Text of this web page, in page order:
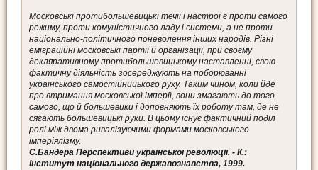
Московські протибольшевицькі течії і настрої є проти самого
режиму, проти комуністичного ладу і системи, а не проти
національно-політичного поневолення інших народів. Різні
еміграційні московські партії й організації, при своєму
декляративному протибольшевицькому наставленні, свою
фактичну діяльність зосереджують на поборюванні
українського самостійницького руху. Таким чином, коли йде
про втримання московської імперії, вони змагають до того
самого, що й большевики і доповняють їх роботу там, де не
сягають большевицькі руки. В цьому існує фактичний поділ
ролі між двома ривалізуючими формами московського
імперіялізму.
С.Бандера Перспективи української революції. - К.:
Інститут національного державознавства, 1999.